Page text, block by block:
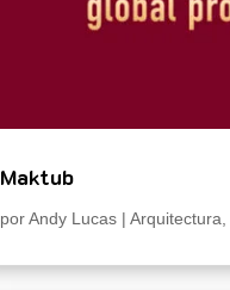
Maktub
porAndy Lucas |Arquitectura,